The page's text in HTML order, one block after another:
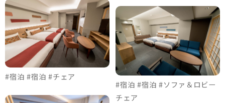
#宿泊 #宿泊 #チェア
#宿泊 #宿泊 #ソファ＆ロビー
チェア